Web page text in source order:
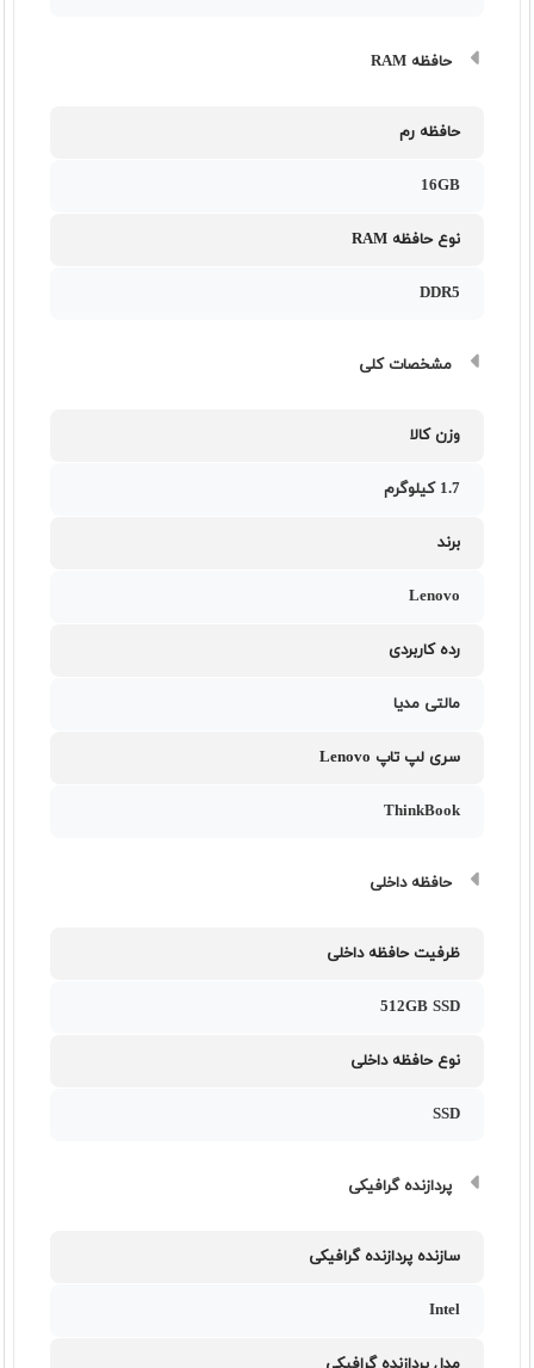
حافظه RAM
حافظه رم
16GB
نوع حافظه RAM
DDR5
مشخصات کلی
وزن کالا
1.7 کیلوگرم
برند
Lenovo
رده کاربردی
مالتی مدیا
سری لپ تاپ Lenovo
ThinkBook
حافظه داخلی
ظرفیت حافظه داخلی
512GB SSD
نوع حافظه داخلی
SSD
پردازنده گرافیکی
سازنده پردازنده گرافیکی
Intel